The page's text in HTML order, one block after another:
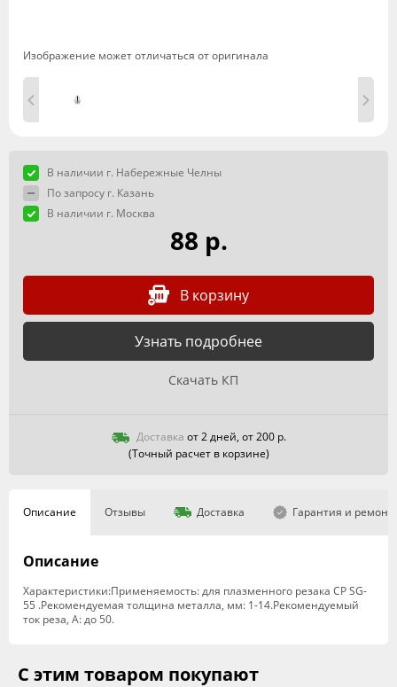
Изображение может отличаться от оригинала
В наличии г. Набережные Челны
По запросу г. Казань
В наличии г. Москва
88 р.
В корзину
Узнать подробнее
Скачать КП
Доставка от 2 дней, от 200 р.
(Точный расчет в корзине)
Описание Отзывы Доставка Гарантия и ремонт
Описание
Характеристики:Применяемость: для плазменного резака CP SG-
55 .Рекомендуемая толщина металла, мм: 1-14.Рекомендуемый
ток реза, А: до 50.
С этим товаром покупают